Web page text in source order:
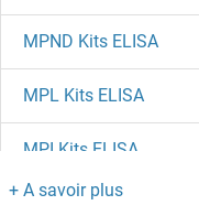
MPND Kits ELISA
MPL Kits ELISA
MPI Kits ELISA
MPHOSPH6 Kits ELISA